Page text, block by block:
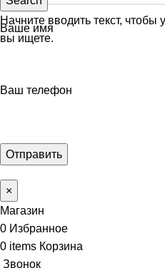
Начните вводить текст, чтобы
вы ищете.
Ваше имя
Ваш телефон
×
Магазин
0 Избранное
0 items Корзина
Звонок